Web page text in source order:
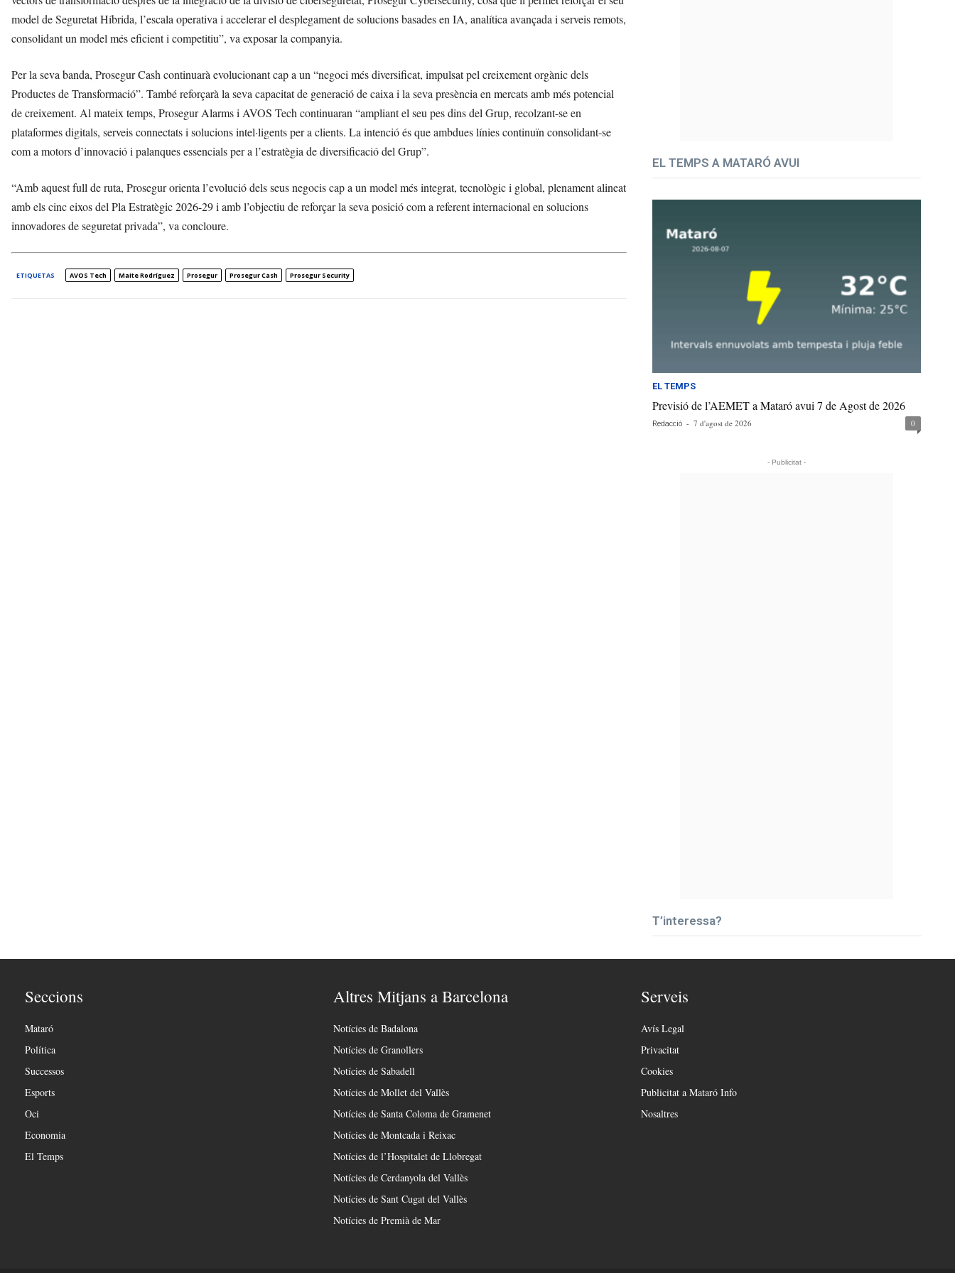
model de Seguretat Híbrida, l’escala operativa i accelerar el desplegament de solucions basades en IA, analítica avançada i serveis remots,
consolidant un model més eficient i competitiu”, va exposar la companyia.
Per la seva banda, Prosegur Cash continuarà evolucionant cap a un “negoci més diversificat, impulsat pel creixement orgànic dels
Productes de Transformació”. També reforçarà la seva capacitat de generació de caixa i la seva presència en mercats amb més potencial
de creixement. Al mateix temps, Prosegur Alarms i AVOS Tech continuaran “ampliant el seu pes dins del Grup, recolzant-se en
plataformes digitals, serveis connectats i solucions intel·ligents per a clients. La intenció és que ambdues línies continuïn consolidant-se
com a motors d’innovació i palanques essencials per a l’estratègia de diversificació del Grup”.
“Amb aquest full de ruta, Prosegur orienta l’evolució dels seus negocis cap a un model més integrat, tecnològic i global, plenament alineat
amb els cinc eixos del Pla Estratègic 2026-29 i amb l’objectiu de reforçar la seva posició com a referent internacional en solucions
innovadores de seguretat privada”, va concloure.
ETIQUETAS AVOS Tech Maite Rodríguez Prosegur Prosegur Cash Prosegur Security
EL TEMPS A MATARÓ AVUI
EL TEMPS
Previsió de l’AEMET a Mataró avui 7 de Agost de 2026
Redacció - 7 d'agost de 2026 0
- Publicitat -
T’interessa?
Seccions
Mataró
Política
Successos
Esports
Oci
Economia
El Temps
Altres Mitjans a Barcelona
Notícies de Badalona
Notícies de Granollers
Notícies de Sabadell
Notícies de Mollet del Vallès
Notícies de Santa Coloma de Gramenet
Notícies de Montcada i Reixac
Notícies de l’Hospitalet de Llobregat
Notícies de Cerdanyola del Vallès
Notícies de Sant Cugat del Vallès
Notícies de Premià de Mar
Serveis
Avís Legal
Privacitat
Cookies
Publicitat a Mataró Info
Nosaltres